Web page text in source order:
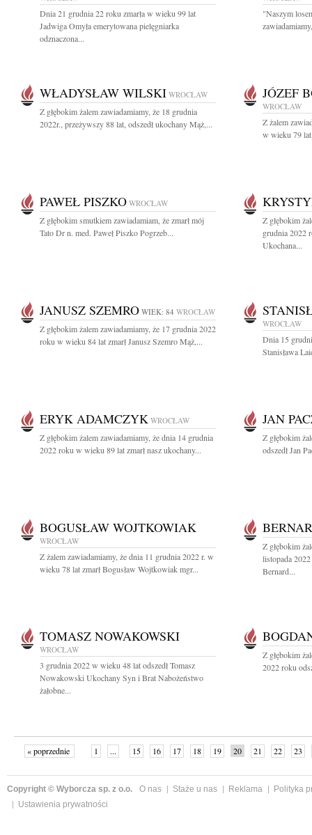
Dnia 21 grudnia 22 roku zmarła w wieku 99 lat
Jadwiga Omyła emerytowana pielęgniarka
odznaczona...
"Naszym
WŁADYSŁAW WILSKI WROCŁAW
Z głębokim żalem zawiadamiamy, że 18 grudnia
2022r., przeżywszy 88 lat, odszedł ukochany Mąż,...
JÓZEF
WROCŁAW
Z żalem
w wieku 79
PAWEŁ PISZKO WROCŁAW
Z głębokim smutkiem zawiadamiam, że zmarł mój
Tato Dr n. med. Paweł Piszko Pogrzeb...
Z głębokim
grudnia 2022
Ukochana...
JANUSZ SZEMRO WIEK: 84 WROCŁAW
Z głębokim żalem zawiadamiamy, że 17 grudnia 2022
roku w wieku 84 lat zmarł Janusz Szemro Mąż,...
WROCŁAW
Dnia 15
Stanisława
ERYK ADAMCZYK WROCŁAW
Z głębokim żalem zawiadamiamy, że dnia 14 grudnia
2022 roku w wieku 89 lat zmarł nasz ukochany...
JAN
Z głębokim
odszedł Jan
BOGUSŁAW WOJTKOWIAK
WROCŁAW
Z żalem zawiadamiamy, że dnia 11 grudnia 2022 r. w
wieku 78 lat zmarł Bogusław Wojtkowiak mgr...
Z głębokim
listopada
Bernard...
TOMASZ NOWAKOWSKI
WROCŁAW
3 grudnia 2022 w wieku 48 lat odszedł Tomasz
Nowakowski Ukochany Syn i Brat Nabożeństwo
żałobne...
Z głębokim
2022 roku
« poprzednie 1 ... 15 16 17 18 19 20 21 22
23
Copyright © Wyborcza sp. z o.o. O nas Staże u nas Reklama
Polityka
Ustawienia prywatności